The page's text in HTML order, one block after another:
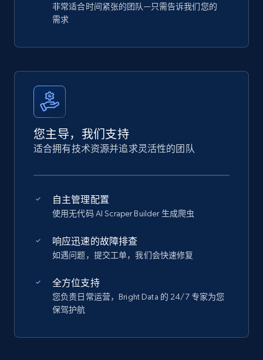
非常适合时间紧张的团队—只需告诉我们您的
需求
您主导，我们支持
适合拥有技术资源并追求灵活性的团队
自主管理配置
使用无代码 AI Scraper Builder 生成爬虫
响应迅速的故障排查
如遇问题，提交工单，我们会快速修复
全方位支持
您负责日常运营，Bright Data 的 24/7 专家为您
保驾护航